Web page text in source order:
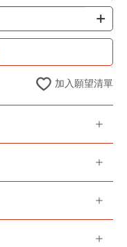
+
加入願望清單